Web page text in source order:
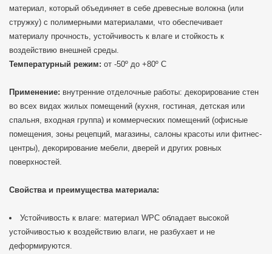
материал, который объединяет в себе древесные волокна (или
стружку) с полимерными материалами, что обеспечивает
материалу прочность, устойчивость к влаге и стойкость к
воздействию внешней среды.
Температурный режим: от -50º до +80º С
Применение: внутренние отделочные работы: декорирование стен
во всех видах жилых помещений (кухня, гостиная, детская или
спальня, входная группа) и коммерческих помещений (офисные
помещения, зоны рецепций, магазины, салоны красоты или фитнес-
центры), декорирование мебели, дверей и других ровных
поверхностей.
Свойства и преимущества материала:
Устойчивость к влаге: материал WPC обладает высокой
устойчивостью к воздействию влаги, не разбухает и не
деформируются.